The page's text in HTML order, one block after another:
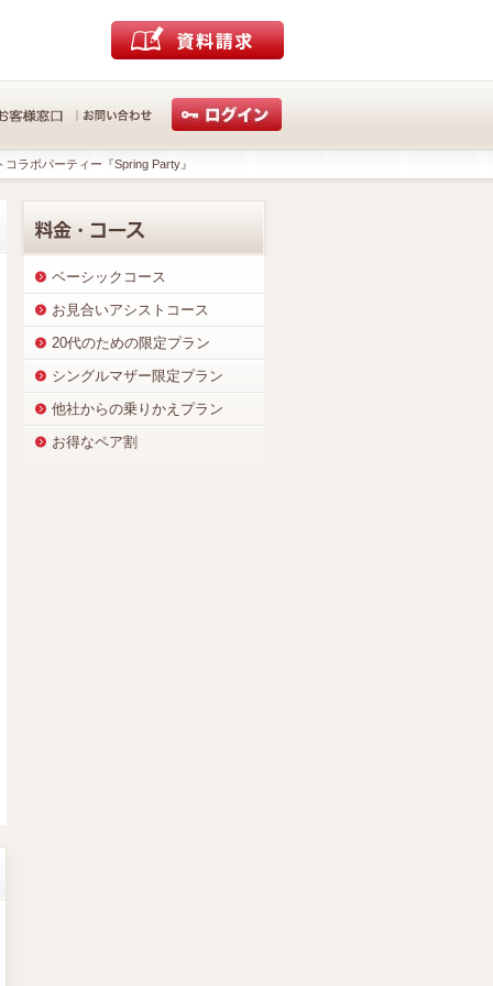
ラボパーティー『Spring Party』
ベーシックコース
お見合いアシストコース
20代のための限定プラン
シングルマザー限定プラン
他社からの乗りかえプラン
お得なペア割